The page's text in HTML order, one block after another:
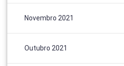
Novembro 2021
Outubro 2021